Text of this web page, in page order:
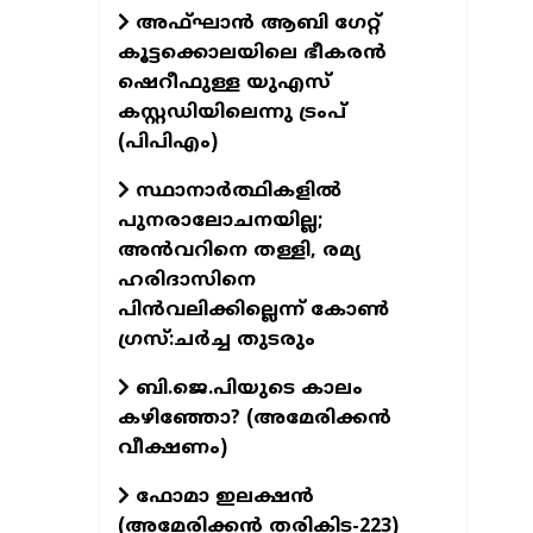
അഫ്ഘാൻ ആബി ഗേറ്റ്
കൂട്ടക്കൊലയിലെ ഭീകരൻ
ഷെറീഫുള്ള യുഎസ്
കസ്റ്റഡിയിലെന്നു ട്രംപ്
(പിപിഎം)
സ്ഥാനാര്‍ത്ഥികളില്‍
പുനരാലോചനയില്ല;
അൻവറിനെ തള്ളി, രമ്യ
ഹരിദാസിനെ
പിൻവലിക്കില്ലെന്ന് കോൺ​
ഗ്രസ്:ചർച്ച തുടരും
ബി.ജെ.പിയുടെ കാലം
കഴിഞ്ഞോ? (അമേരിക്കൻ
വീക്ഷണം)
ഫോമാ ഇലക്ഷൻ
(അമേരിക്കൻ തരികിട-223)